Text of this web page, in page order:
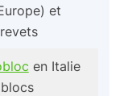
et
en Italie